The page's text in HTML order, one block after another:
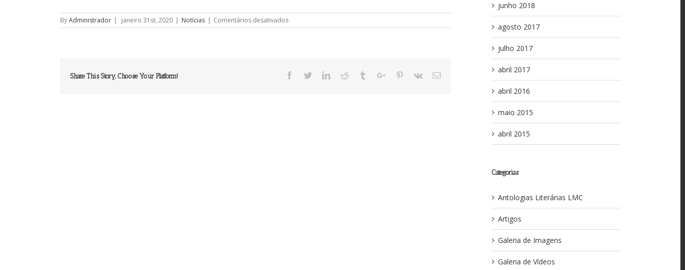
Twitter(abre
em
nova
Facebook(abre
em
nova
WhatsApp(abre
em
nova
Telegram(abre
em
nova
ByAdministrador | janeiro 31st, 2020 | Notícias | Comentários desativadosem
Profanos
por
Share This Story, Choose Your Platform! Facebook
TwitterLinkedinReddit TumblrGoogle+Pinterest
Vk Email
junho 2018
agosto 2017
julho 2017
abril 2017
abril 2016
maio 2015
abril 2015
Categorias
Antologias Literárias LMC
Artigos
Galeria de Imagens
Galeria de Vídeos